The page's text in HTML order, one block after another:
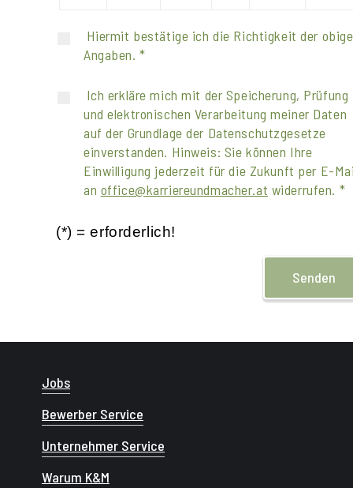
Hiermit bestätige ich die Richtigkeit der
Angaben. *
Ich erkläre mich mit der Speicherung, Prüfung
und elektronischen Verarbeitung meiner Daten
auf der Grundlage der Datenschutzgesetze
einverstanden. Hinweis: Sie können Ihre
Einwilligung jederzeit für die Zukunft per E-
an office@karriereundmacher.at widerrufen. *
(*) = erforderlich!
Senden
Jobs
Bewerber Service
Unternehmer Service
Warum K&M